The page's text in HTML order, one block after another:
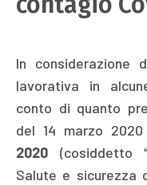
In considerazione
lavorativa in
conto di quanto
del 14 marzo
2020 (cosiddetto
Salute e sicurezza